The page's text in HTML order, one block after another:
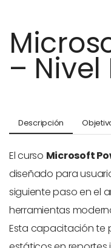
–
Descripción
El curso Microsoft
diseñado para
siguiente paso en el
herramientas
Esta capacitación te